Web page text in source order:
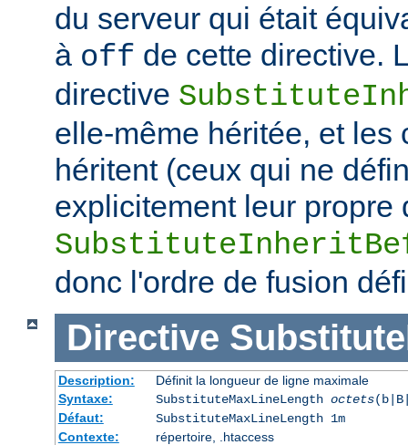
du serveur qui était
à off de cette directive.
directive
elle-même héritée, et les
héritent (ceux qui ne
explicitement leur propre
donc l'ordre de fusion
Directive
Description:
Définit la longueur de ligne maximale
Syntaxe:
SubstituteMaxLineLength octets
Défaut:
SubstituteMaxLineLength 1m
Contexte:
répertoire, .htaccess